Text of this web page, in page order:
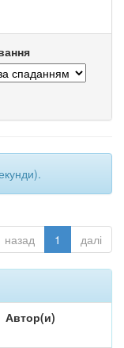
назад 1 далі
Автор(и)